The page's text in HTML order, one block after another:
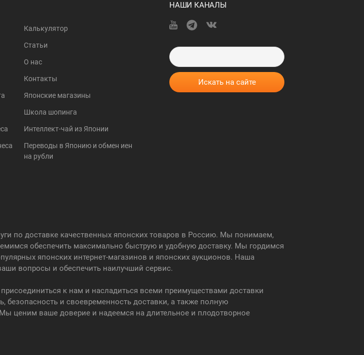
Калькулятор
Статьи
О нас
Контакты
Японские магазины
Школа шопинга
Интеллект-чай из Японии
Переводы в Японию и обмен иен
на рубли
НАШИ КАНАЛЫ
по доставке качественных японских товаров в Россию. Мы понимаем,
обеспечить максимально быструю и удобную доставку. Мы гордимся
японских интернет-магазинов и японских аукционов. Наша
вопросы и обеспечить наилучший сервис.
к нам и насладиться всеми преимуществами доставки
безопасность и своевременность доставки, а также полную
ценим ваше доверие и надеемся на длительное и плодотворное